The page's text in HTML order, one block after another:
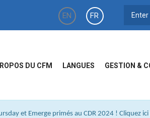
EN
FR
DU CFM LANGUES GESTION &
et Emerge primés au CDR 2024 ! Cliquez